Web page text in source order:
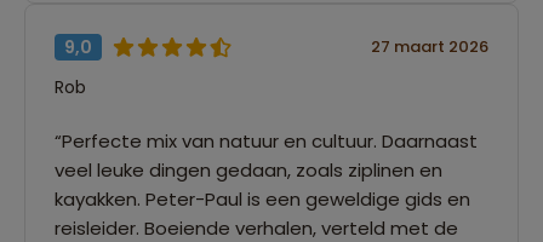
9,0 27 maart 2026
Rob
“Perfecte mix van natuur en cultuur. Daarnaast
veel leuke dingen gedaan, zoals ziplinen en
kayakken. Peter-Paul is een geweldige gids en
reisleider. Boeiende verhalen, verteld met de